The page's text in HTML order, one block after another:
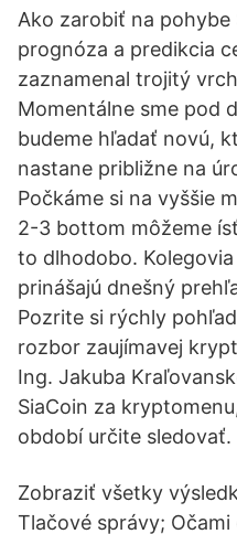
Ako zarobiť na pohybe
prognóza a predikcia
zaznamenal trojitý
Momentálne sme pod
budeme hľadať novú,
nastane približne na
Počkáme si na vyššie
2-3 bottom môžeme
to dlhodobo.
prinášajú dnešný
Pozrite si rýchly
rozbor zaujímavej
Ing. Jakuba
SiaCoin za
období určite sledovať.
Zobraziť všetky
Tlačové správy;